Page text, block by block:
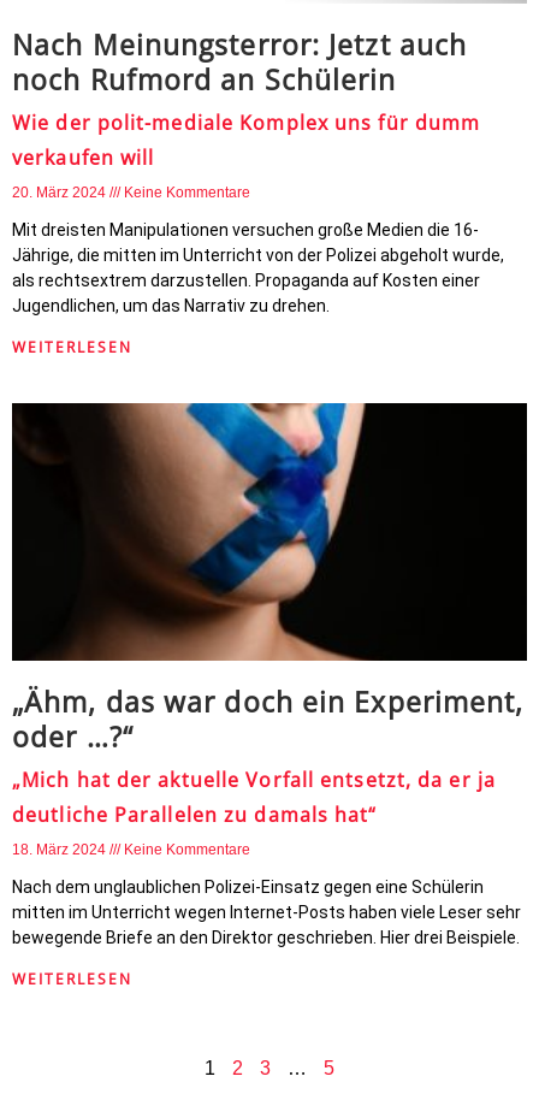
Nach Meinungsterror: Jetzt auch
noch Rufmord an Schülerin
Wie der polit-mediale Komplex uns für dumm
verkaufen will
20. März 2024 Keine Kommentare
Mit dreisten Manipulationen versuchen große Medien die 16-
Jährige, die mitten im Unterricht von der Polizei abgeholt wurde,
als rechtsextrem darzustellen. Propaganda auf Kosten einer
Jugendlichen, um das Narrativ zu drehen.
WEITERLESEN
„Ähm, das war doch ein Experiment,
oder …?“
„Mich hat der aktuelle Vorfall entsetzt, da er ja
deutliche Parallelen zu damals hat“
18. März 2024 Keine Kommentare
Nach dem unglaublichen Polizei-Einsatz gegen eine Schülerin
mitten im Unterricht wegen Internet-Posts haben viele Leser sehr
bewegende Briefe an den Direktor geschrieben. Hier drei Beispiele.
WEITERLESEN
1 2 3 … 5